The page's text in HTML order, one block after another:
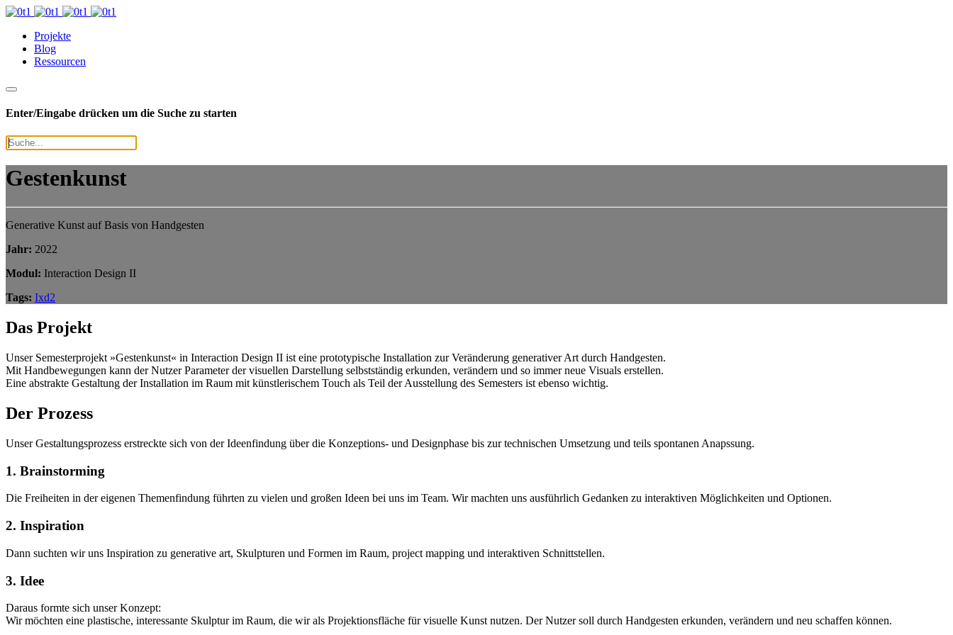
Projekte
Blog
Ressourcen
Enter/Eingabe drücken um die Suche zu starten
Gestenkunst
Generative Kunst auf Basis von Handgesten
Jahr: 2022
Modul: Interaction Design II
Tags: Ixd2
Das Projekt
Unser Semesterprojekt »Gestenkunst« in Interaction Design II ist eine prototypische Installation zur Veränderung generativer Art durch Handgesten.
Mit Handbewegungen kann der Nutzer Parameter der visuellen Darstellung selbstständig erkunden, verändern und so immer neue Visuals erstellen.
Eine abstrakte Gestaltung der Installation im Raum mit künstlerischem Touch als Teil der Ausstellung des Semesters ist ebenso wichtig.
Der Prozess
Unser Gestaltungsprozess erstreckte sich von der Ideenfindung über die Konzeptions- und Designphase bis zur technischen Umsetzung und teils spontanen Anapssung.
1. Brainstorming
Die Freiheiten in der eigenen Themenfindung führten zu vielen und großen Ideen bei uns im Team. Wir machten uns ausführlich Gedanken zu interaktiven Möglichkeiten und Optionen.
2. Inspiration
Dann suchten wir uns Inspiration zu generative art, Skulpturen und Formen im Raum, project mapping und interaktiven Schnittstellen.
3. Idee
Daraus formte sich unser Konzept:
Wir möchten eine plastische, interessante Skulptur im Raum, die wir als Projektionsfläche für visuelle Kunst nutzen. Der Nutzer soll durch Handgesten erkunden, verändern und neu schaffen können.